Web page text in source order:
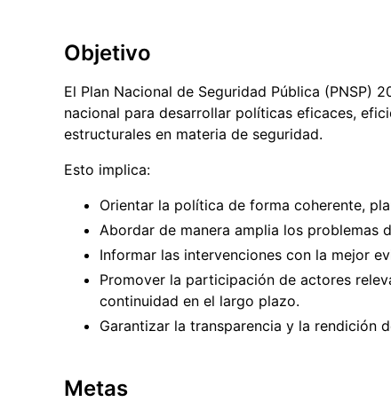
Objetivo
El Plan Nacional de Seguridad Pública (PNSP)
nacional para desarrollar políticas eficaces,
estructurales en materia de seguridad.
Esto implica:
Orientar la política de forma coherente,
Abordar de manera amplia los problemas
Informar las intervenciones con la mejor
Promover la participación de actores
continuidad en el largo plazo.
Garantizar la transparencia y la rendición
Metas